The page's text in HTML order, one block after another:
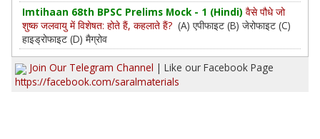
Imtihaan 68th BPSC Prelims Mock - 1 (Hindi) वैसे पौधे जो
शुष्‍क जलवायु में विशेषत: होते हैं, कहलाते हैं? (A) एपीफाइट (B) जेरोफाइट (C)
हाइड्रोफाइट (D) मैग्रोव
Join Our Telegram Channel | Like our Facebook Page
https://facebook.com/saralmaterials